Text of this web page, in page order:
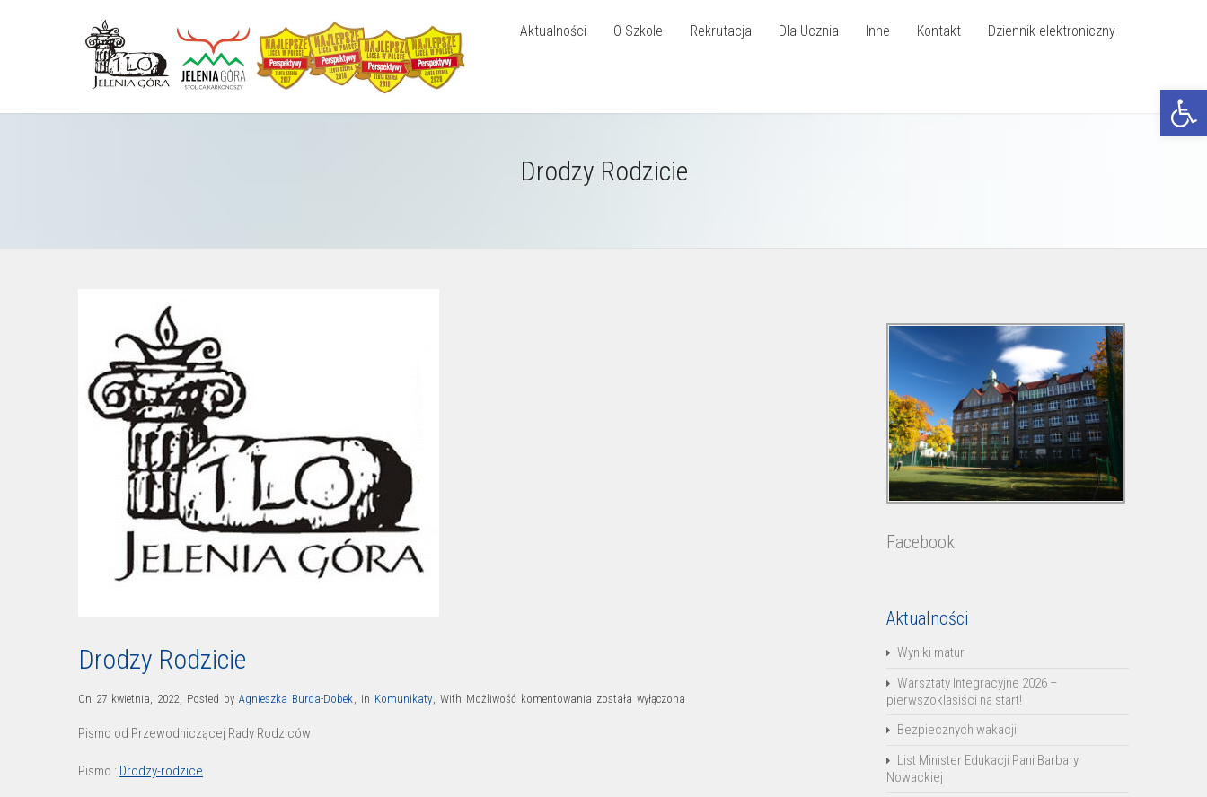
Otwórz
Aktualności O Szkole Rekrutacja Dla Ucznia Inne Kontakt Dziennik elektroniczny
Drodzy Rodzicie
Drodzy Rodzicie
On 27 kwietnia, 2022, Posted by Agnieszka Burda-Dobek, In Komunikaty, With Możliwość komentowania Drodzy
została wyłączona
Pismo od Przewodniczącej Rady Rodziców
Pismo : Drodzy-rodzice
Facebook
Aktualności
Wyniki matur
Warsztaty Integracyjne 2026 –
pierwszoklasiści na start!
Bezpiecznych wakacji
List Minister Edukacji Pani Barbary
Nowackiej